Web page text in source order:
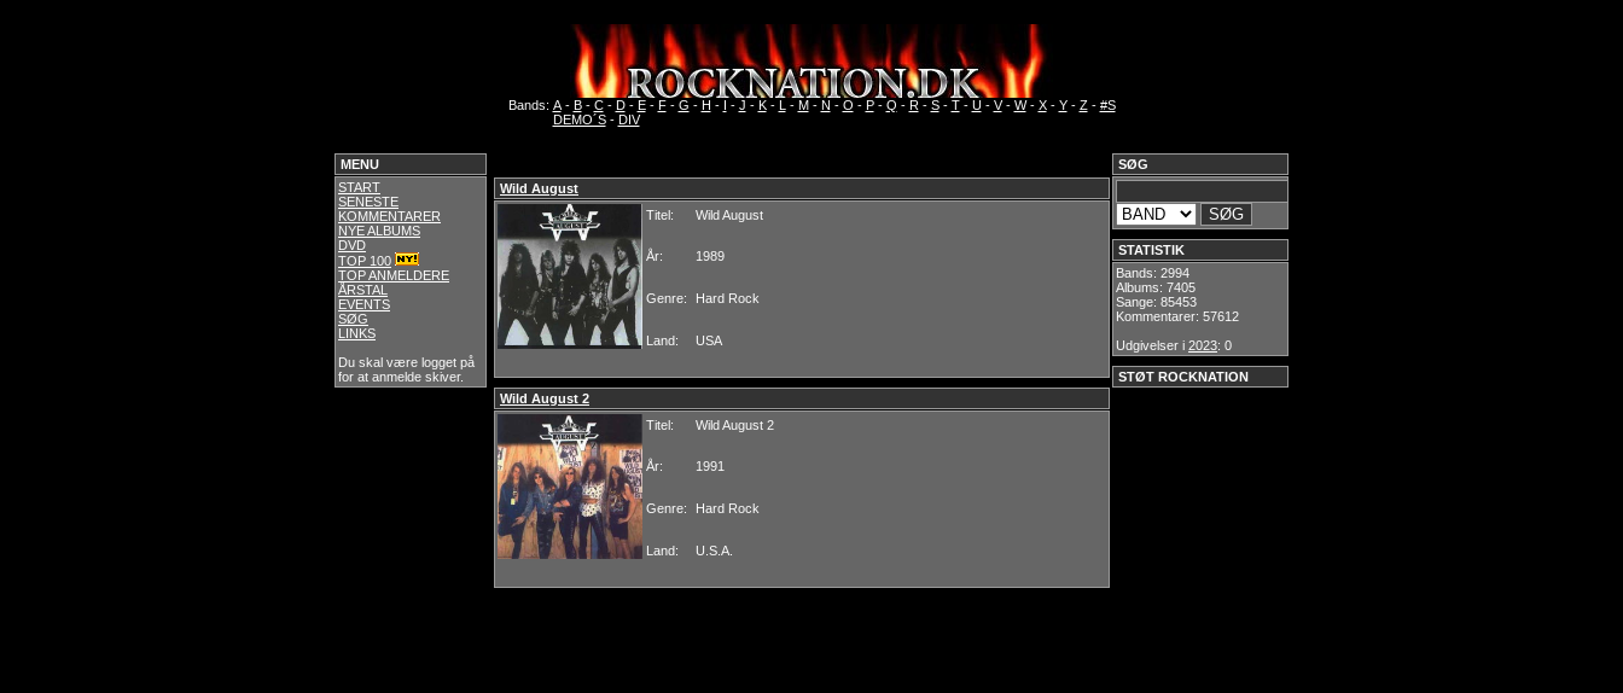
Bands: A- B- C- D- E- F- G - H - I - J - K- L - M- N - O - P- Q - R- S- T- U- V- W- X- Y- Z- #S
DEMO´S- DIV
MENU
START
SENESTE
KOMMENTARER
NYE ALBUMS
DVD
TOP 100
TOP ANMELDERE
ÅRSTAL
EVENTS
SØG
LINKS
Du skal være logget på
for at anmelde skiver.
SØG
STATISTIK
Bands: 2994
Albums: 7405
Sange: 85453
Kommentarer: 57612
Udgivelser i 2023: 0
STØT ROCKNATION
Wild August
Titel:
Wild August
År: 1989
Genre: Hard Rock
Land: USA
Wild August 2
Titel:
Wild August 2
År: 1991
Genre: Hard Rock
Land: U.S.A.